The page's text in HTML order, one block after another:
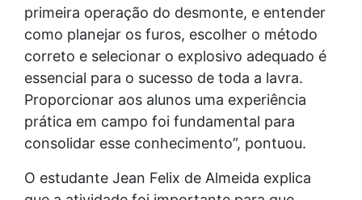
primeira operação do desmonte, e entender
como planejar os furos, escolher o método
correto e selecionar o explosivo adequado é
essencial para o sucesso de toda a lavra.
Proporcionar aos alunos uma experiência
prática em campo foi fundamental para
consolidar esse conhecimento”, pontuou.
O estudante Jean Felix de Almeida explica